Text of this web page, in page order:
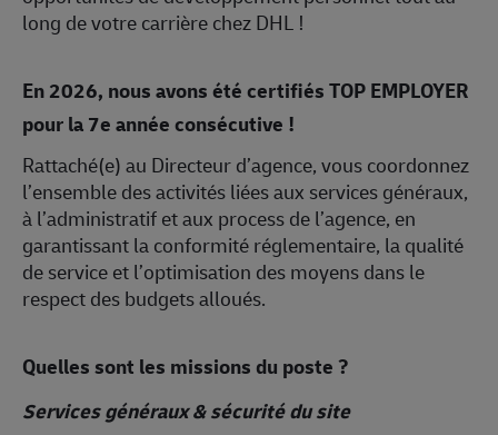
long de votre carrière chez DHL !
En 2026, nous avons été certifiés TOP EMPLOYER
pour la 7e année consécutive !
Rattaché(e) au Directeur d’agence, vous coordonnez
l’ensemble des activités liées aux services généraux,
à l’administratif et aux process de l’agence, en
garantissant la conformité réglementaire, la qualité
de service et l’optimisation des moyens dans le
respect des budgets alloués.
Quelles sont les missions du poste ?
Services généraux & sécurité du site